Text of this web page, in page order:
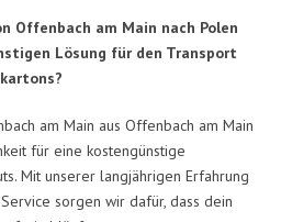
Offenbach am Main nach Polen
Lösung für den Transport
am Main aus Offenbach am Main
für eine kostengünstige
Mit unserer langjährigen Erfahrung
sorgen wir dafür, dass dein